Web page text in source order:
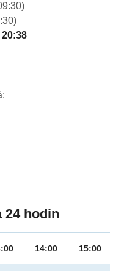
20:38
24 hodin
14:00 15:00